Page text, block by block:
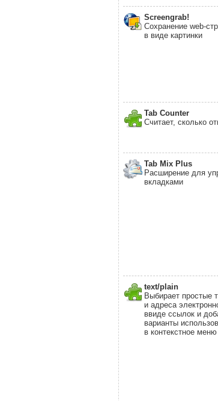
Screengrab!
Сохранение web-
в виде картинки
Tab Counter
Считает, сколько
Tab Mix Plus
Расширение для
вкладками
text/plain
Выбирает простые
и адреса
ввиде ссылок и
варианты
в контекстное меню